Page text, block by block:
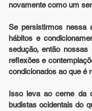
novamente como um
Se persistirmos nessa
hábitos e
sedução, então
reflexões e
condicionados ao que é
Isso leva ao cerne da
budistas ocidentais do